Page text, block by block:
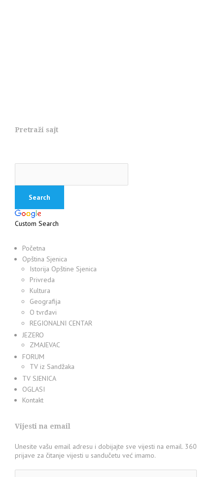
Pretraži sajt
Custom Search
Početna
Opština Sjenica
Istorija Opštine Sjenica
Privreda
Kultura
Geografija
O tvrđavi
REGIONALNI CENTAR
JEZERO
ZMAJEVAC
FORUM
TV iz Sandžaka
TV SJENICA
OGLASI
Kontakt
Vijesti na email
Unesite vašu email adresu i dobijajte sve vijesti na email. 360
prijave za čitanje vijesti u sandučetu već imamo.